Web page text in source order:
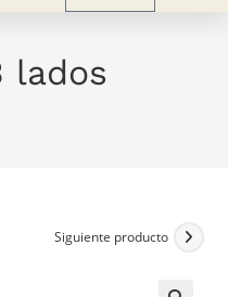
Contacto
lados
Siguiente producto